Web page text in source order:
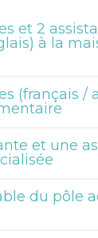
et 2
à la
(français /
et une
du pôle